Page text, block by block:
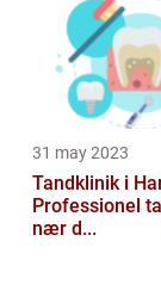
31 may 2023
Tandklinik i
Professionel
nær d...